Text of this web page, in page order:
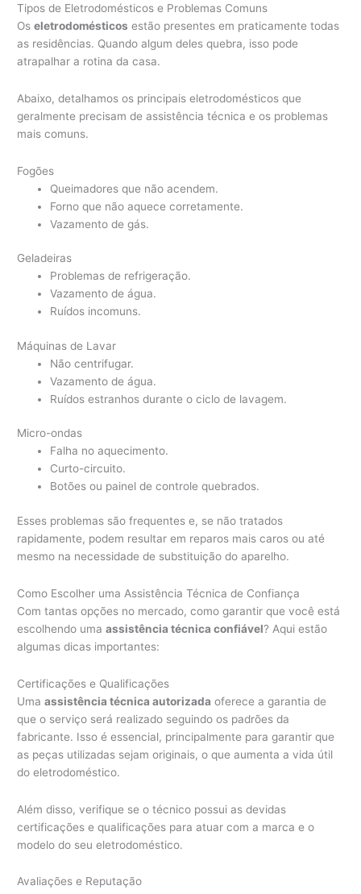
Tipos de Eletrodomésticos e Problemas Comuns
Oseletrodomésticos estão presentes em praticamente todas
as residências. Quando algum deles quebra, isso pode
atrapalhar a rotina da casa.
Abaixo, detalhamos os principais eletrodomésticos que
geralmente precisam de assistência técnica e os problemas
mais comuns.
Fogões
Queimadores que não acendem.
Forno que não aquece corretamente.
Vazamento de gás.
Geladeiras
Problemas de refrigeração.
Vazamento de água.
Ruídos incomuns.
Máquinas de Lavar
Não centrifugar.
Vazamento de água.
Ruídos estranhos durante o ciclo de lavagem.
Micro-ondas
Falha no aquecimento.
Curto-circuito.
Botões ou painel de controle quebrados.
Esses problemas são frequentes e, se não tratados
rapidamente, podem resultar em reparos mais caros ou até
mesmo na necessidade de substituição do aparelho.
Como Escolher uma Assistência Técnica de Confiança
Com tantas opções no mercado, como garantir que você está
escolhendo umaassistência técnica confiável? Aqui estão
algumas dicas importantes:
Certificações e Qualificações
Umaassistência técnica autorizada oferece a garantia de
que o serviço será realizado seguindo os padrões da
fabricante. Isso é essencial, principalmente para garantir que
as peças utilizadas sejam originais, o que aumenta a vida útil
do eletrodoméstico.
Além disso, verifique se o técnico possui as devidas
certificações e qualificações para atuar com a marca e o
modelo do seu eletrodoméstico.
Avaliações e Reputação